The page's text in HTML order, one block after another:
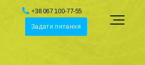
+38 067 100-77-55
Задати питання